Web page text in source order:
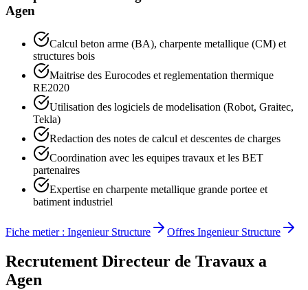
Agen
Calcul beton arme (BA), charpente metallique (CM) et
structures bois
Maitrise des Eurocodes et reglementation thermique
RE2020
Utilisation des logiciels de modelisation (Robot, Graitec,
Tekla)
Redaction des notes de calcul et descentes de charges
Coordination avec les equipes travaux et les BET
partenaires
Expertise en charpente metallique grande portee et
batiment industriel
Fiche metier : Ingenieur Structure Offres Ingenieur Structure
Recrutement Directeur de Travaux a
Agen